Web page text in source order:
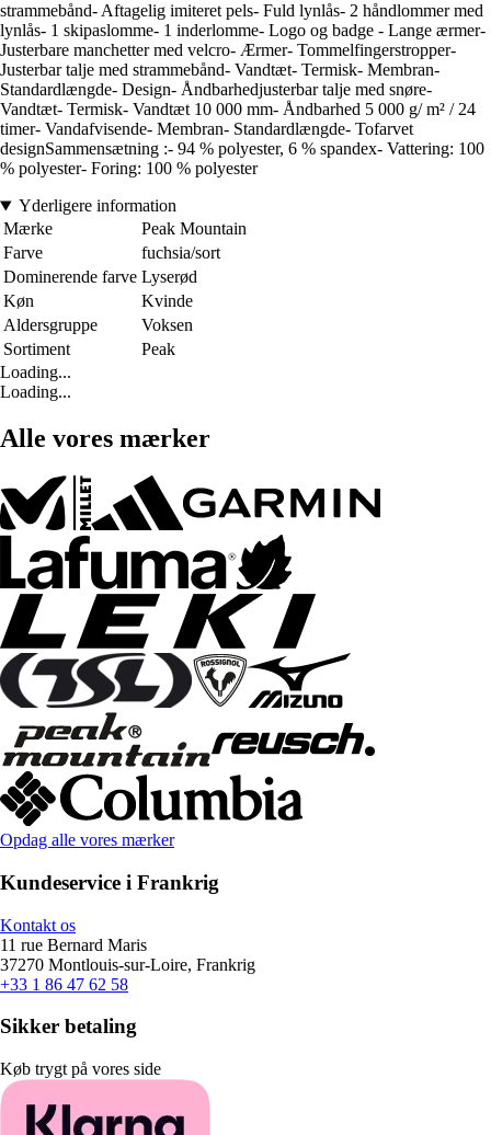
strammebånd- Aftagelig imiteret pels- Fuld lynlås- 2 håndlommer med
lynlås- 1 skipaslomme- 1 inderlomme- Logo og badge - Lange ærmer-
Justerbare manchetter med velcro- Ærmer- Tommelfingerstropper-
Justerbar talje med strammebånd- Vandtæt- Termisk- Membran-
Standardlængde- Design- Åndbarhedjusterbar talje med snøre-
Vandtæt- Termisk- Vandtæt 10 000 mm- Åndbarhed 5 000 g/ m² / 24
timer- Vandafvisende- Membran- Standardlængde- Tofarvet
designSammensætning :- 94 % polyester, 6 % spandex- Vattering: 100
% polyester- Foring: 100 % polyester
Yderligere information
Mærke
Peak Mountain
Farve
fuchsia/sort
Dominerende farve Lyserød
Køn
Kvinde
Aldersgruppe
Voksen
Sortiment
Peak
Loading...
Loading...
Alle vores mærker
Opdag alle vores mærker
Kundeservice i Frankrig
Kontakt os
11 rue Bernard Maris
37270 Montlouis-sur-Loire, Frankrig
+33 1 86 47 62 58
Sikker betaling
Køb trygt på vores side